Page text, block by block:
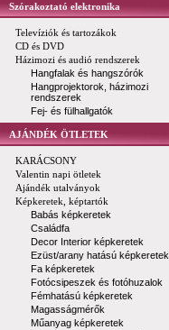
Szórakoztató elektronika
Televíziók és tartozákok
CD és DVD
Házimozi és audió rendszerek
Hangfalak és hangszórók
Hangprojektorok, házimozi
rendszerek
Fej- és fülhallgatók
AJÁNDÉK ÖTLETEK
KARÁCSONY
Valentin napi ötletek
Ajándék utalványok
Képkeretek, képtartók
Babás képkeretek
Családfa
Decor Interior képkeretek
Ezüst/arany hatású képkeretek
Fa képkeretek
Fotócsipeszek és fotóhuzalok
Fémhatású képkeretek
Magasságmérők
Műanyag képkeretek